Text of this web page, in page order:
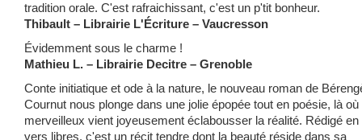
tradition orale. C'est rafraichissant, c'est un p'tit bonheur.
Thibault – Librairie L'Écriture – Vaucresson
Évidemment sous le charme !
Mathieu L. – Librairie Decitre – Grenoble
Conte initiatique et ode à la nature, le nouveau roman de
Cournut nous plonge dans une jolie épopée tout en poésie, là où
merveilleux vient joyeusement éclabousser la réalité. Rédigé en
vers libres, c'est un récit tendre dont la beauté réside dans sa